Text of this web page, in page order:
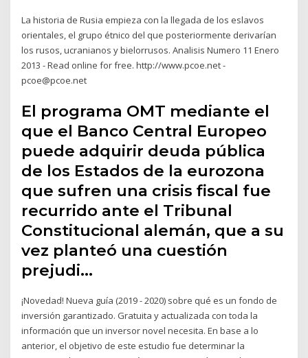
La historia de Rusia empieza con la llegada de los eslavos
orientales, el grupo étnico del que posteriormente derivarían
los rusos, ucranianos y bielorrusos. Analisis Numero 11 Enero
2013 - Read online for free. http://www.pcoe.net ­
pcoe@pcoe.net
El programa OMT mediante el
que el Banco Central Europeo
puede adquirir deuda pública
de los Estados de la eurozona
que sufren una crisis fiscal fue
recurrido ante el Tribunal
Constitucional alemán, que a su
vez planteó una cuestión
prejudi…
¡Novedad! Nueva guía (2019 - 2020) sobre qué es un fondo de
inversión garantizado. Gratuita y actualizada con toda la
información que un inversor novel necesita. En base a lo
anterior, el objetivo de este estudio fue determinar la